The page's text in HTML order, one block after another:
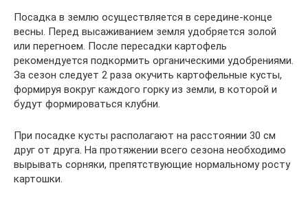
Посадка в землю осуществляется в середине-конце
весны. Перед высаживанием земля удобряется золой
или перегноем. После пересадки картофель
рекомендуется подкормить органическими удобрениями.
За сезон следует 2 раза окучить картофельные кусты,
формируя вокруг каждого горку из земли, в которой и
будут формироваться клубни.
При посадке кусты располагают на расстоянии 30 см
друг от друга. На протяжении всего сезона необходимо
вырывать сорняки, препятствующие нормальному росту
картошки.